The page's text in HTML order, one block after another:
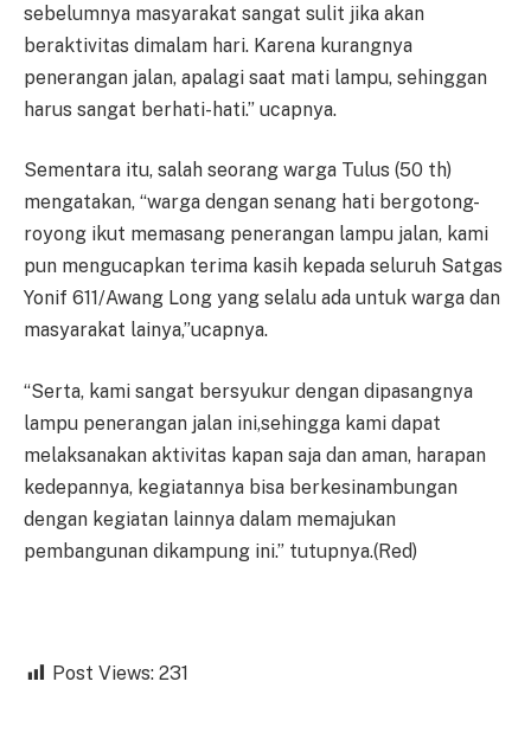
sebelumnya masyarakat sangat sulit jika akan
beraktivitas dimalam hari. Karena kurangnya
penerangan jalan, apalagi saat mati lampu, sehinggan
harus sangat berhati-hati.” ucapnya.
Sementara itu, salah seorang warga Tulus (50 th)
mengatakan, “warga dengan senang hati bergotong-
royong ikut memasang penerangan lampu jalan, kami
pun mengucapkan terima kasih kepada seluruh Satgas
Yonif 611/Awang Long yang selalu ada untuk warga dan
masyarakat lainya,”ucapnya.
“Serta, kami sangat bersyukur dengan dipasangnya
lampu penerangan jalan ini,sehingga kami dapat
melaksanakan aktivitas kapan saja dan aman, harapan
kedepannya, kegiatannya bisa berkesinambungan
dengan kegiatan lainnya dalam memajukan
pembangunan dikampung ini.” tutupnya.(Red)
Post Views: 231